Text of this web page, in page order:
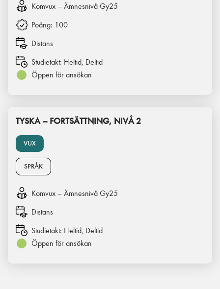
Komvux – Ämnesnivå Gy25
Poäng: 100
Distans
Studietakt: Heltid, Deltid
Öppen för ansökan
VUX
TYSKA – FORTSÄTTNING, NIVÅ 2
SPRÅK
Komvux – Ämnesnivå Gy25
Distans
Studietakt: Heltid, Deltid
Öppen för ansökan